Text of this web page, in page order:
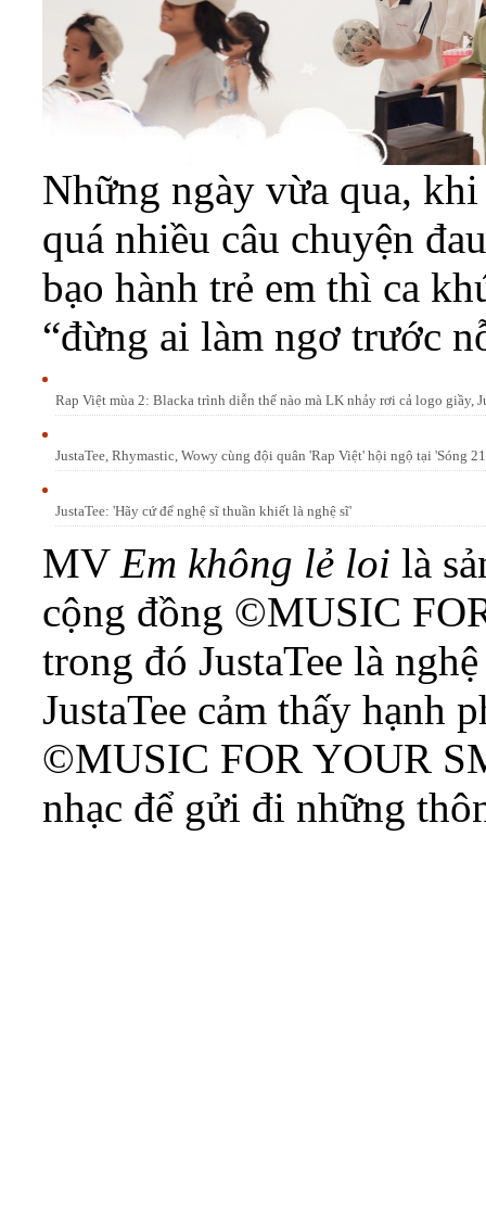
Những ngày vừa qua,
quá nhiều câu chuyện
bạo hành trẻ em thì ca
“đừng ai làm ngơ trước
Rap Việt mùa 2: Blacka trình diễn thế nào mà LK nhảy rơi cả logo giầy,
JustaTee, Rhymastic, Wowy cùng đội quân 'Rap Việt' hội ngộ tại 'Sóng
JustaTee: 'Hãy cứ để nghệ sĩ thuần khiết là nghệ sĩ'
MVEm không lẻ loi là
cộng đồng ©MUSIC
trong đó JustaTee là
JustaTee cảm thấy hạnh
©MUSIC FOR YOUR
nhạc để gửi đi những